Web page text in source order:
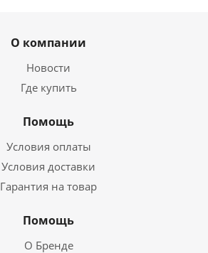
О компании
Новости
Где купить
Помощь
Условия оплаты
Условия доставки
Гарантия на товар
Помощь
О Бренде